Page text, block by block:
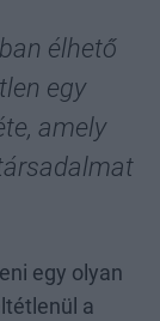
élhető
egy
amely
egy olyan
a